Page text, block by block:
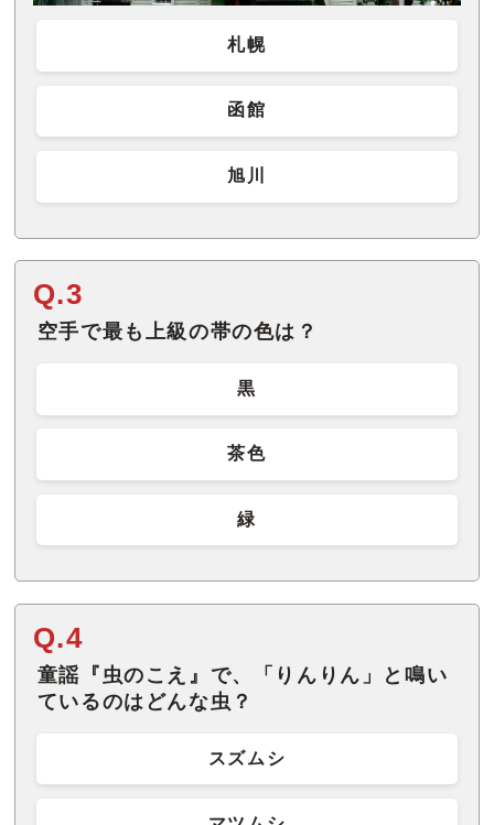
札幌
函館
旭川
Q.3
空手で最も上級の帯の色は？
黒
茶色
緑
Q.4
童謡『虫のこえ』で、「りんりん」と鳴い
ているのはどんな虫？
スズムシ